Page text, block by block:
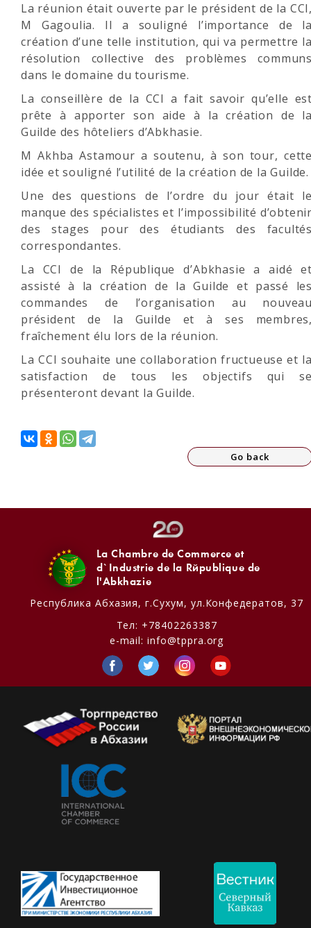
La réunion était ouverte par le président de la
M Gagoulia. Il a souligné l’importance de
création d’une telle institution, qui va permettre
résolution collective des problèmes
dans le domaine du tourisme.
La conseillère de la CCI a fait savoir qu’elle
prête à apporter son aide à la création de
Guilde des hôteliers d’Abkhasie.
M Akhba Astamour a soutenu, à son tour,
idée et souligné l’utilité de la création de la Guilde.
Une des questions de l’ordre du jour était
manque des spécialistes et l’impossibilité
des stages pour des étudiants des
correspondantes.
La CCI de la République d’Abkhasie a aidé
assisté à la création de la Guilde et passé
commandes de l’organisation au
président de la Guilde et à ses
fraîchement élu lors de la réunion.
La CCI souhaite une collaboration fructueuse et
satisfaction de tous les objectifs qui
présenteront devant la Guilde.
Go back
La Chambre de Commerce et
d`Industrie de la République de
l'Abkhazie
Республика Абхазия, г.Сухум, ул.Конфедератов, 37
Тел: +78402263387
e-mail:info@tppra.org